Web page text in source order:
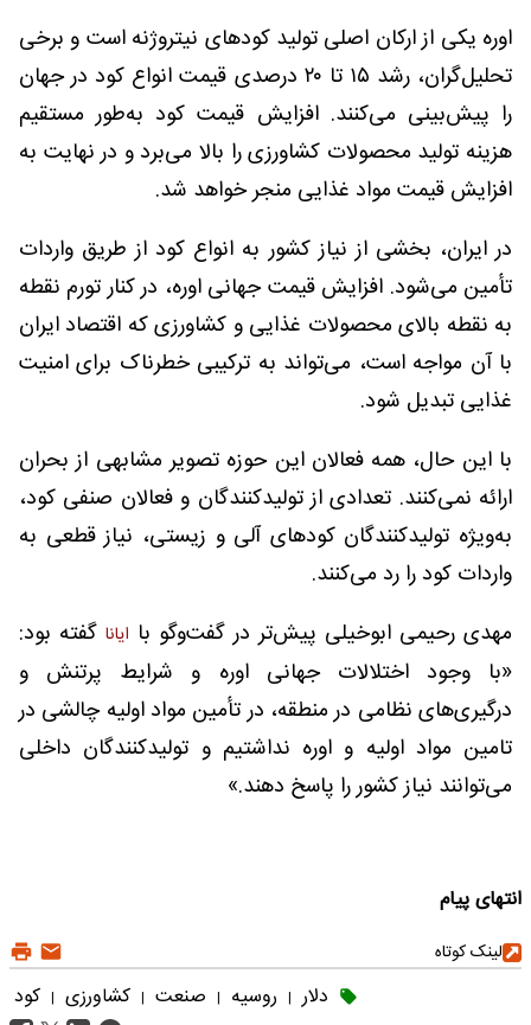
اوره یکی از ارکان اصلی تولید کودهای نیتروژنه است و برخی
تحلیل‌گران، رشد ۱۵ تا ۲۰ درصدی قیمت انواع کود در جهان
را پیش‌بینی می‌کنند. افزایش قیمت کود به‌طور مستقیم
هزینه تولید محصولات کشاورزی را بالا می‌برد و در نهایت به
افزایش قیمت مواد غذایی منجر خواهد شد.
در ایران، بخشی از نیاز کشور به انواع کود از طریق واردات
تأمین می‌شود. افزایش قیمت جهانی اوره، در کنار تورم نقطه
به نقطه بالای محصولات غذایی و کشاورزی که اقتصاد ایران
با آن مواجه است، می‌تواند به ترکیبی خطرناک برای امنیت
غذایی تبدیل شود.
با این حال، همه فعالان این حوزه تصویر مشابهی از بحران
ارائه نمی‌کنند. تعدادی از تولیدکنندگان و فعالان صنفی کود،
به‌ویژه تولیدکنندگان کودهای آلی و زیستی، نیاز قطعی به
واردات کود را رد می‌کنند.
مهدی رحیمی ابوخیلی پیش‌تر در گفت‌وگو با ایانا گفته بود:
«با وجود اختلالات جهانی اوره و شرایط پرتنش و
درگیری‌های نظامی در منطقه، در تأمین مواد اولیه چالشی در
تامین مواد اولیه و اوره نداشتیم و تولیدکنندگان داخلی
می‌توانند نیاز کشور را پاسخ دهند.»
انتهای پیام
لینک کوتاه
دلار | روسیه | صنعت | کشاورزی | کود